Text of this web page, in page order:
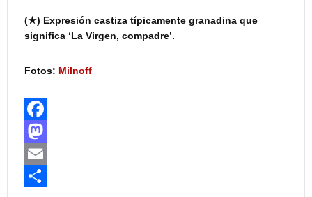
(★) Expresión castiza típicamente granadina que
significa ‘La Virgen, compadre’.
Fotos: Milnoff
F
a
c
M
aE